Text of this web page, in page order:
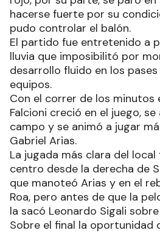
hacerse fuerte por su
pudo controlar el balón.
El partido fue entretenido a
lluvia que imposibilitó por
desarrollo fluido en los
equipos.
Con el correr de los minutos
Falcioni creció en el juego,
campo y se animó a jugar
Gabriel Arias.
La jugada más clara del local
centro desde la derecha de
que manoteó Arias y en el
Roa, pero antes de que la
la sacó Leonardo Sigali
Sobre el final la oportunidad